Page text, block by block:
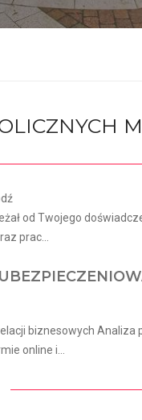
od Twojego
prac...
biznesowych
online i...